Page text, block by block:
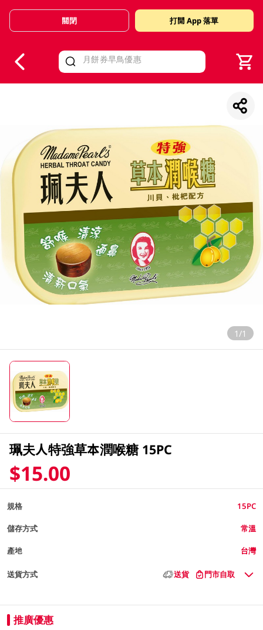
Valid Until 30 June 2026
關閉 打開 App 落單
1/1
珮夫人特強草本潤喉糖 15PC
$15.00
規格 15PC
儲存方式 常溫
產地 台灣
送貨方式 送貨 門市自取
推廣優惠